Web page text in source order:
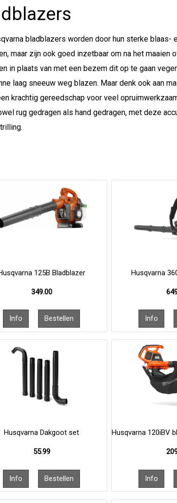
bladblazers worden door hun sterke
maar zijn ook goed inzetbaar om na het
in plaats van met een bezem dit op te gaan
laag sneeuw weg blazen. Maar denk ook aan
krachtig gereedschap voor veel
rug gedragen als hand gedragen, met deze
125B Bladblazer
349.00
Husqvarna
Husqvarna Dakgoot set
55.99
Husqvarna 120iBV